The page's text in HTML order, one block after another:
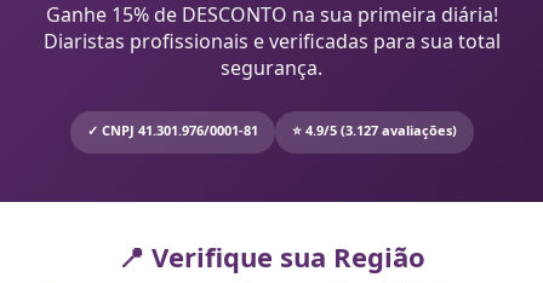
Ganhe 15% de DESCONTO na sua primeira diária!
Diaristas profissionais e verificadas para sua total
segurança.
✓ CNPJ 41.301.976/0001-81 ⭐ 4.9/5 (3.127 avaliações)
📍 Verifique sua Região